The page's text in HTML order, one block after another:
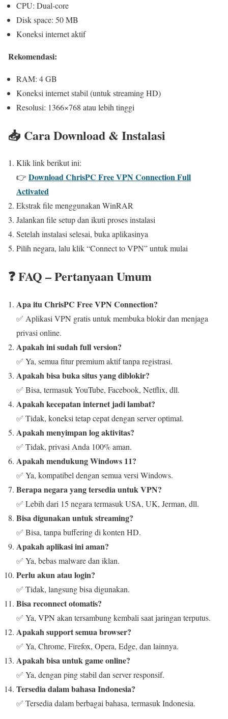
CPU: Dual-core
Disk space: 50 MB
Koneksi internet aktif
Rekomendasi:
RAM: 4 GB
Koneksi internet stabil (untuk streaming HD)
Resolusi: 1366×768 atau lebih tinggi
📥 Cara Download & Instalasi
Klik link berikut ini:
👉 Download ChrisPC Free VPN Connection Full
Activated
Ekstrak file menggunakan WinRAR
Jalankan file setup dan ikuti proses instalasi
Setelah instalasi selesai, buka aplikasinya
Pilih negara, lalu klik “Connect to VPN” untuk mulai
❓ FAQ – Pertanyaan Umum
Apa itu ChrisPC Free VPN Connection?
✅ Aplikasi VPN gratis untuk membuka blokir dan menjaga
privasi online.
Apakah ini sudah full version?
✅ Ya, semua fitur premium aktif tanpa registrasi.
Apakah bisa buka situs yang diblokir?
✅ Bisa, termasuk YouTube, Facebook, Netflix, dll.
Apakah kecepatan internet jadi lambat?
✅ Tidak, koneksi tetap cepat dengan server optimal.
Apakah menyimpan log aktivitas?
✅ Tidak, privasi Anda 100% aman.
Apakah mendukung Windows 11?
✅ Ya, kompatibel dengan semua versi Windows.
Berapa negara yang tersedia untuk VPN?
✅ Lebih dari 15 negara termasuk USA, UK, Jerman, dll.
Bisa digunakan untuk streaming?
✅ Bisa, tanpa buffering di konten HD.
Apakah aplikasi ini aman?
✅ Ya, bebas malware dan iklan.
Perlu akun atau login?
✅ Tidak, langsung bisa digunakan.
Bisa reconnect otomatis?
✅ Ya, VPN akan tersambung kembali saat jaringan terputus.
Apakah support semua browser?
✅ Ya, Chrome, Firefox, Opera, Edge, dan lainnya.
Apakah bisa untuk game online?
✅ Ya, dengan ping stabil dan server responsif.
Tersedia dalam bahasa Indonesia?
✅ Tersedia dalam berbagai bahasa, termasuk Indonesia.